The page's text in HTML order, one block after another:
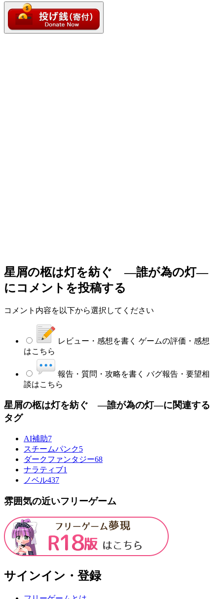
星屑の柩は灯を紡ぐ ―誰が為の灯―
にコメントを投稿する
コメント内容を以下から選択してください
レビュー・感想を書く ゲームの評価・感想
はこちら
報告・質問・攻略を書く バグ報告・要望相
談はこちら
星屑の柩は灯を紡ぐ ―誰が為の灯―に関連する
タグ
AI補助7
スチームパンク5
ダークファンタジー68
ナラティブ1
ノベル437
雰囲気の近いフリーゲーム
サインイン・登録